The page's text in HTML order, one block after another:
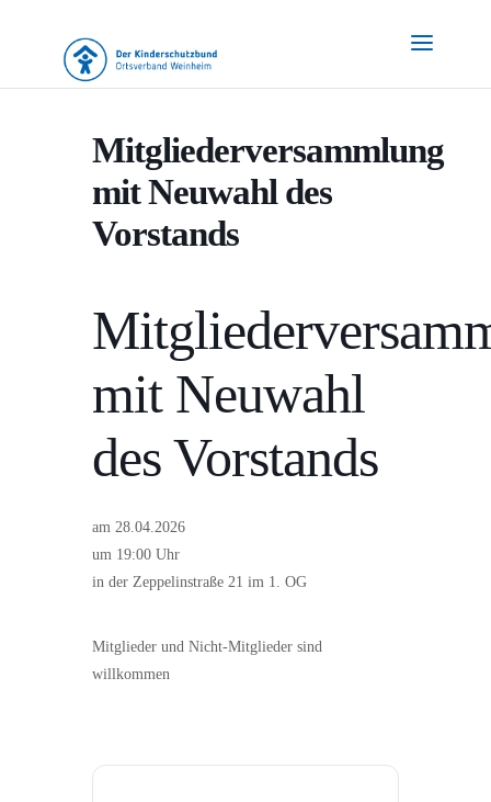
Mitgliederversammlung
mit Neuwahl des
Vorstands
mit Neuwahl
des Vorstands
am 28.04.2026
um 19:00 Uhr
in der Zeppelinstraße 21 im 1. OG
Mitglieder und Nicht-Mitglieder sind
willkommen